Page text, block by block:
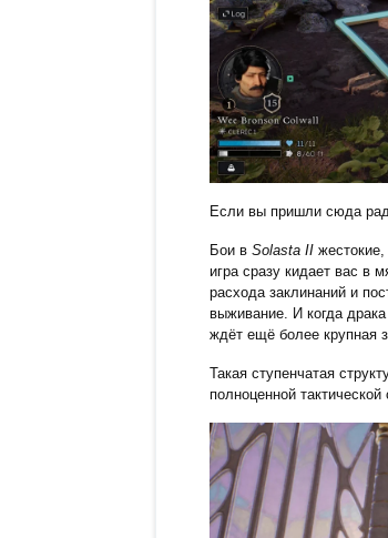
Если вы пришли сюда
Бои в Solasta IIжестокие,
игра сразу кидает вас в
расхода заклинаний и
выживание. И когда
ждёт ещё более крупная
Такая ступенчатая
полноценной тактической